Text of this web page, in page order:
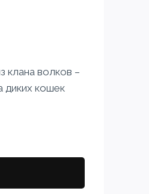
клана волков –
диких кошек